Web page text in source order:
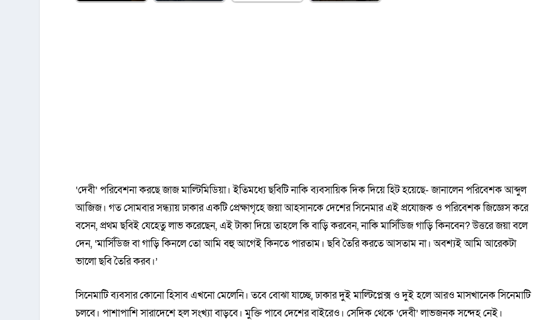
‘দেবী’ পরিবেশনা করছে জাজ মাল্টিমিডিয়া। ইতিমধ্যে ছবিটি নাকি ব্যবসায়িক দিক দিয়ে হিট হয়েছে- জানালেন পরিবেশক আব্দুল
আজিজ। গত সোমবার সন্ধ্যায় ঢাকার একটি প্রেক্ষাগৃহে জয়া আহসানকে দেশের সিনেমার এই প্রযোজক ও পরিবেশক জিজ্ঞেস করে
বসেন, প্রথম ছবিই যেহেতু লাভ করেছেন, এই টাকা দিয়ে তাহলে কি বাড়ি করবেন, নাকি মার্সিডিজ গাড়ি কিনবেন? উত্তরে জয়া বলে
দেন, ‘মার্সিডিজ বা গাড়ি কিনলে তো আমি বহু আগেই কিনতে পারতাম। ছবি তৈরি করতে আসতাম না। অবশ্যই আমি আরেকটা
ভালো ছবি তৈরি করব।’
সিনেমাটি ব্যবসার কোনো হিসাব এখনো মেলেনি। তবে বোঝা যাচ্ছে, ঢাকার দুই মাল্টিপ্লেক্স ও দুই হলে আরও মাসখানেক সিনেমাটি
চলবে। পাশাপাশি সারাদেশে হল সংখ্যা বাড়বে। মুক্তি পাবে দেশের বাইরেও। সেদিক থেকে ‘দেবী’ লাভজনক সন্দেহ নেই।